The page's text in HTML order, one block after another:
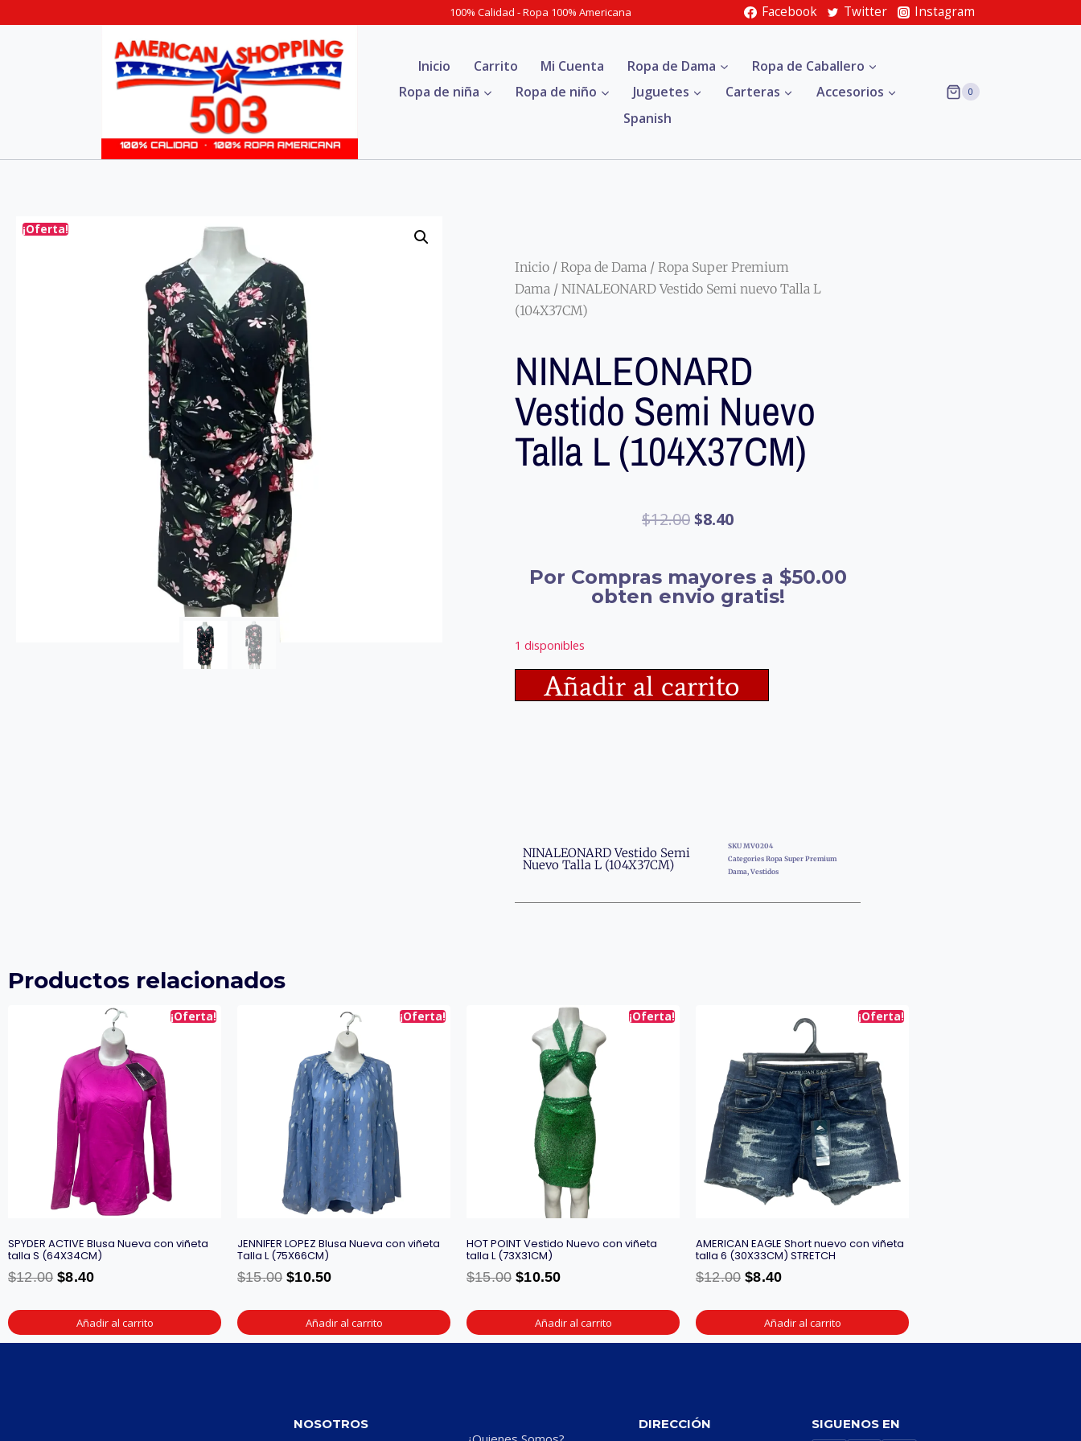
100% Calidad - Ropa 100% Americana Facebook Twitter Instagram
Inicio Carrito Mi Cuenta Ropa de Dama
Ropa de Caballero
Ropa de niña
Ropa de niño Juguetes Carteras
Accesorios
Spanish
0
¡Oferta!
Inicio / Ropa de Dama / Ropa Super Premium
Dama / NINALEONARD Vestido Semi nuevo Talla L
(104X37CM)
NINALEONARD
Vestido Semi Nuevo
Talla L (104X37CM)
$12.00$8.40
Por Compras mayores a $50.00
obten envio gratis!
1 disponibles
Añadir al carrito
NINALEONARD Vestido Semi
Nuevo Talla L (104X37CM)
SKU MV0204
Categories Ropa Super Premium
Dama, Vestidos
Productos relacionados
¡Oferta!
SPYDER ACTIVE Blusa Nueva con viñeta
talla S (64X34CM)
$12.00 $8.40
Añadir al carrito
¡Oferta!
JENNIFER LOPEZ Blusa Nueva con viñeta
Talla L (75X66CM)
$15.00 $10.50
Añadir al carrito
¡Oferta!
HOT POINT Vestido Nuevo con viñeta
talla L (73X31CM)
$15.00 $10.50
Añadir al carrito
¡Oferta!
AMERICAN EAGLE Short nuevo con viñeta
talla 6 (30X33CM) STRETCH
$12.00 $8.40
Añadir al carrito
NOSOTROS DIRECCIÓN SIGUENOS EN